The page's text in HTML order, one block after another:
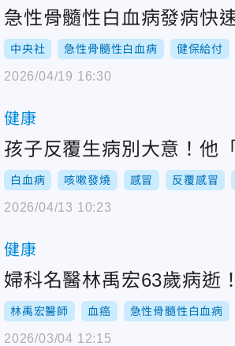
急性骨髓性白血病發病快
中央社 急性骨髓性白血病 健保給付
2026/04/19 16:30
健康
孩子反覆生病別大意！他
白血病 咳嗽發燒 感冒 反覆感冒
2026/04/13 10:23
健康
婦科名醫林禹宏63歲病逝
林禹宏醫師 血癌 急性骨髓性白血病
2026/03/04 12:15